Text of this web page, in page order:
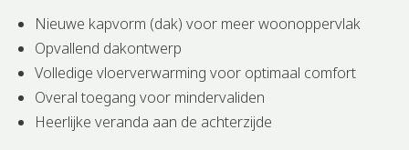
Nieuwe kapvorm (dak) voor meer woonoppervlak
Opvallend dakontwerp
Volledige vloerverwarming voor optimaal comfort
Overal toegang voor mindervaliden
Heerlijke veranda aan de achterzijde